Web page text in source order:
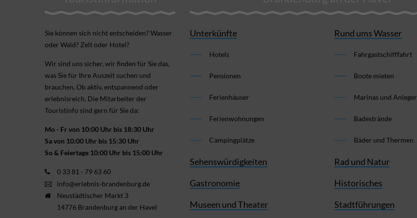
Sie können sich nicht ent­scheiden? Wasser
oder Wald? Zelt oder Hotel?
Wir sind uns sicher, wir finden für Sie das,
was Sie für Ihre Aus­zeit suchen und
brauchen. Ob aktiv, ent­spannend oder
erlebnis­reich. Die Mitarbeiter der
Touristinfo sind gern für Sie da:
Mo - Fr von 10:00 Uhr bis 18:30 Uhr
Sa von 10:00 Uhr bis 15:30 Uhr
So & Feiertage 10:00 Uhr bis 15:00 Uhr
0 33 81 - 79 63 60
info@erlebnis-brandenburg.de
Neustädtischer Markt 3
14776 Brandenburg an der Havel
Unterkünfte
Hotels
Pensionen
Ferienhäuser
Ferienwohnungen
Campingplätze
Sehenswürdigkeiten
Gastronomie
Museen und Theater
Rund ums Wasser
Fahrgastschifffahrt
Boote mieten
Marinas und Anleger
Badestrände
Bäder und Thermen
Rad und Natur
Historisches
Stadtführungen